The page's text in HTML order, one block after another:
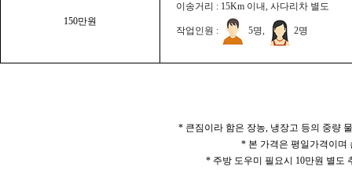
150만원
이송거리 : 15Km 이내, 사다리차 별도
작업인원 : 5명, 2명
* 큰짐이라 함은 장농, 냉장고 등의 중량
* 본 가격은 평일가격이며
* 주방 도우미 필요시 10만원 별도